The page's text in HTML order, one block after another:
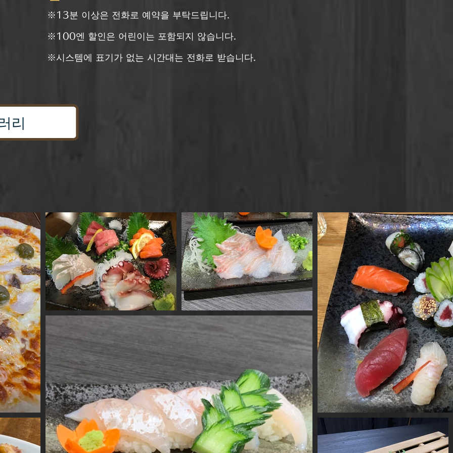
※13분 이상은 전화로 예약을 부탁드립니다.
※100엔 할인은 어린이는 포함되지 않습니다.
​※시스템에 표기가 없는 시간대는 전화로 받습니다.
리